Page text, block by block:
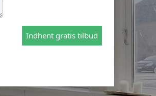
Indhent gratis tilbud